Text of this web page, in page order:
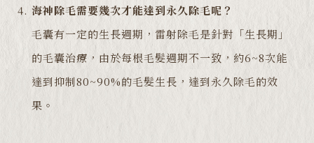
海神除毛需要幾次才能達到永久除毛呢？
毛囊有一定的生長週期，雷射除毛是針對「生長期」
的毛囊治療，由於每根毛髮週期不一致，約6~8次能
達到抑制80~90%的毛髮生長，達到永久除毛的效
果。